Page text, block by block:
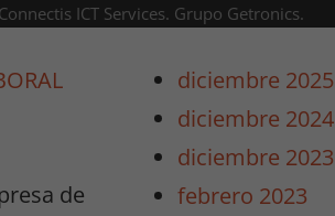
ICT Services. Grupo Getronics.
de
diciembre 2025
diciembre 2024
diciembre 2023
febrero 2023